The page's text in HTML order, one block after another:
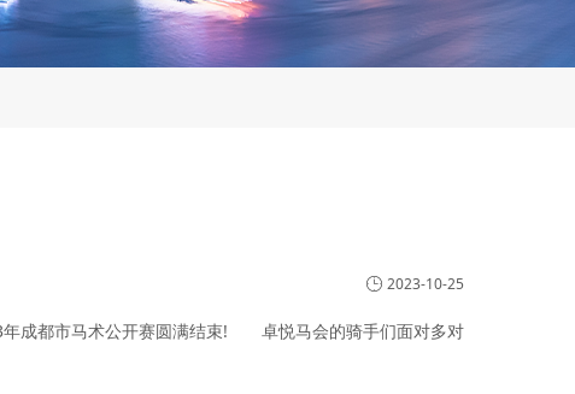
2023-10-25
成都市马术公开赛圆满结束! 卓悦马会的骑手们面对多对